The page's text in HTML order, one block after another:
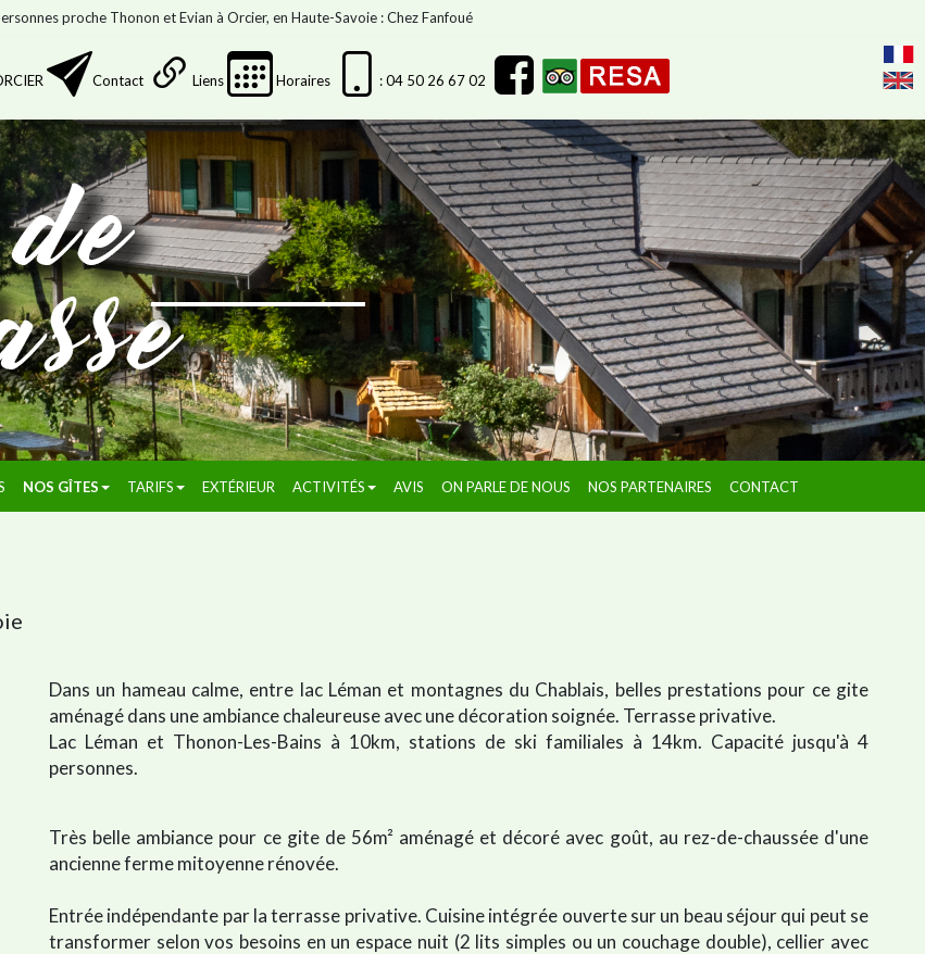
proche Thonon et Evian à Orcier, en Haute-Savoie : Chez Fanfoué
Contact Liens Horaires : 04 50 26 67 02
NOS GÎTES TARIFS EXTÉRIEUR ACTIVITÉS AVIS ON PARLE DE NOUS NOS PARTENAIRES CONTACT
Dans un hameau calme, entre lac Léman et montagnes du Chablais, belles prestations pour ce gite
aménagé dans une ambiance chaleureuse avec une décoration soignée. Terrasse privative.
Lac Léman et Thonon-Les-Bains à 10km, stations de ski familiales à 14km. Capacité jusqu'à 4
personnes.
Très belle ambiance pour ce gite de 56m² aménagé et décoré avec goût, au rez-de-chaussée d'une
ancienne ferme mitoyenne rénovée.
Entrée indépendante par la terrasse privative. Cuisine intégrée ouverte sur un beau séjour qui peut se
transformer selon vos besoins en un espace nuit (2 lits simples ou un couchage double), cellier avec